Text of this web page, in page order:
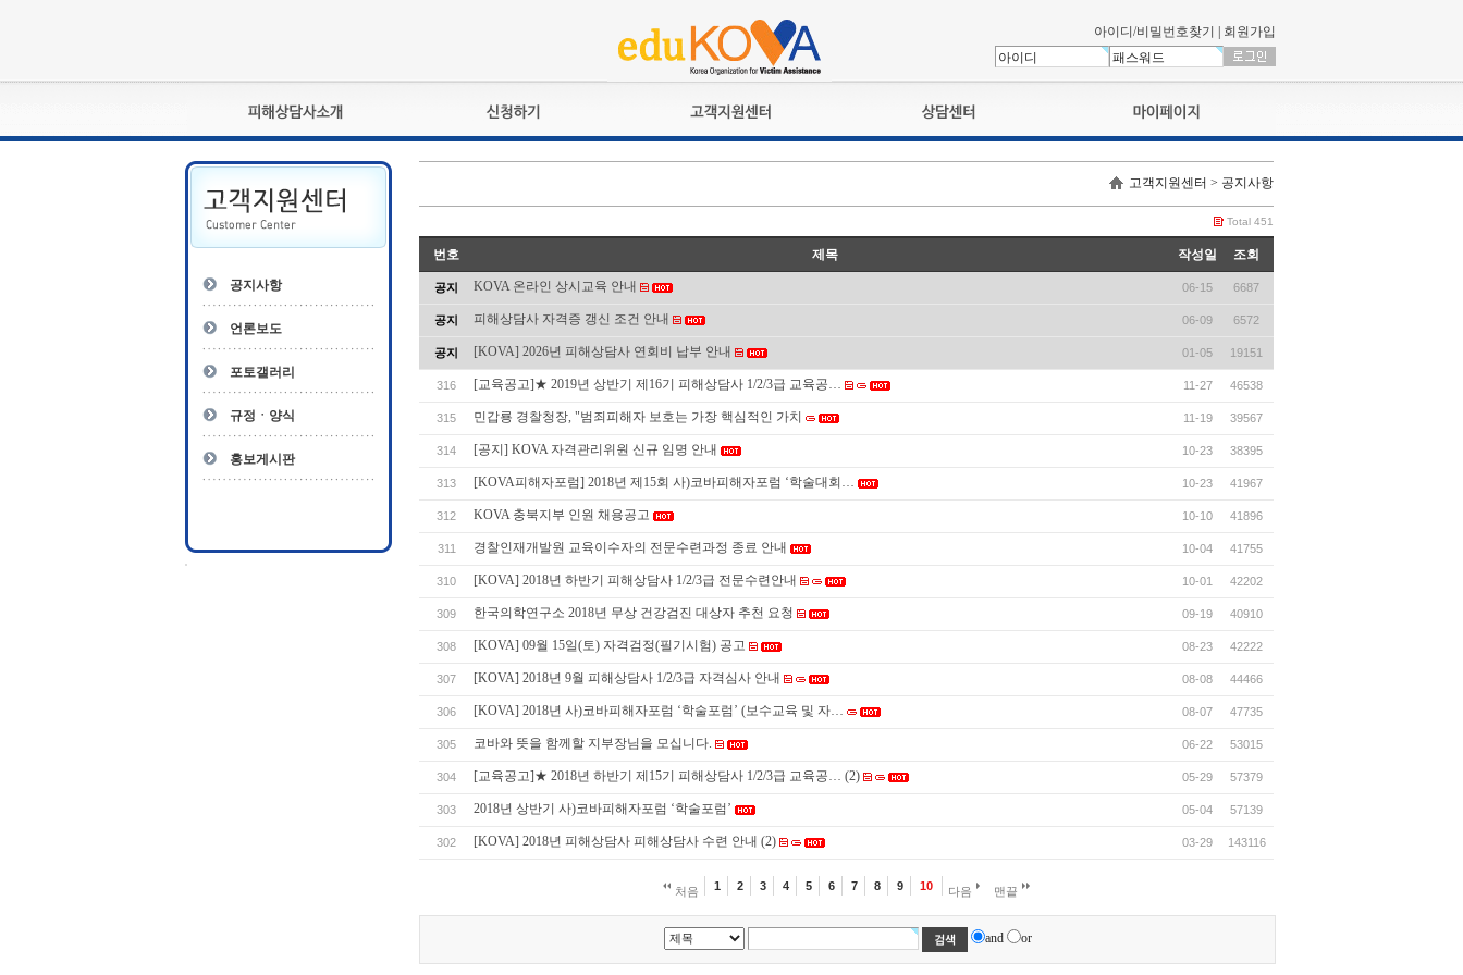
아이디/비밀번호찾기 회원가입
피해상담사란?
자격관리규정
상담사 자격증 확인
- 피해상담사 1급
- 전문수련감독자
- 전문수련기관
교육훈련
자격심사
자격복원
공지사항
규정ㆍ양식
상담접수
나의신청내역
교육영상강의실
회원정보
나의 신청비
나의활동내역
나의 연회비
공지사항
언론보도
포토갤러리
규정ㆍ양식
홍보게시판
고객지원센터 > 공지사항
Total 451
번호 제목 작성일 조회
공지 KOVA 온라인 상시교육 안내 06-15 6687
공지 피해상담사 자격증 갱신 조건 안내 06-09 6572
공지 [KOVA] 2026년 피해상담사 연회비 납부 안내 01-05 19151
316 [교육공고]★ 2019년 상반기 제16기 피해상담사 1/2/3급 교육공… 11-27 46538
315 민갑룡 경찰청장, "범죄피해자 보호는 가장 핵심적인 가치 11-19 39567
314 [공지] KOVA 자격관리위원 신규 임명 안내 10-23 38395
313 [KOVA피해자포럼] 2018년 제15회 사)코바피해자포럼 ‘학술대회… 10-23 41967
312 KOVA 충북지부 인원 채용공고 10-10 41896
311 경찰인재개발원 교육이수자의 전문수련과정 종료 안내 10-04 41755
310 [KOVA] 2018년 하반기 피해상담사 1/2/3급 전문수련안내 10-01 42202
309 한국의학연구소 2018년 무상 건강검진 대상자 추천 요청 09-19 40910
308 [KOVA] 09월 15일(토) 자격검정(필기시험) 공고 08-23 42222
307 [KOVA] 2018년 9월 피해상담사 1/2/3급 자격심사 안내 08-08 44466
306 [KOVA] 2018년 사)코바피해자포럼 ‘학술포럼’ (보수교육 및 자… 08-07 47735
305 코바와 뜻을 함께할 지부장님을 모십니다. 06-22 53015
304 [교육공고]★ 2018년 하반기 제15기 피해상담사 1/2/3급 교육공… (2) 05-29 57379
303 2018년 상반기 사)코바피해자포럼 ‘학술포럼’ 05-04 57139
302 [KOVA] 2018년 피해상담사 피해상담사 수련 안내 (2) 03-29 143116
처음 1 2 3 4 5 6 7 8 9 10 다음 맨끝
and or